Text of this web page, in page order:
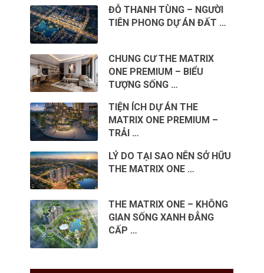
ĐỖ THANH TÙNG – NGƯỜI
TIÊN PHONG DỰ ÁN ĐẤT …
CHUNG CƯ THE MATRIX
ONE PREMIUM – BIỂU
TƯỢNG SỐNG …
TIỆN ÍCH DỰ ÁN THE
MATRIX ONE PREMIUM –
TRẢI …
LÝ DO TẠI SAO NÊN SỞ HỮU
THE MATRIX ONE …
THE MATRIX ONE – KHÔNG
GIAN SỐNG XANH ĐẲNG
CẤP …